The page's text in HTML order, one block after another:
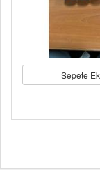
Sepete